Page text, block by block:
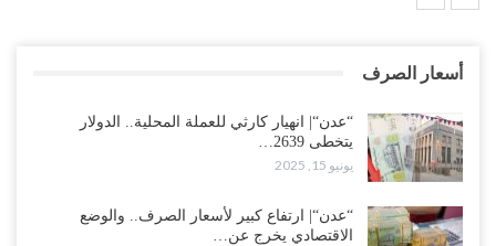
أسعار الصرف
“عدن“| انهيار كارثي للعملة المحلية.. الدولار
يتخطى 2639…
يونيو 15, 2025
“عدن“| ارتفاع كبير لأسعار الصرف.. والوضع
الاقتصادي يخرج عن…